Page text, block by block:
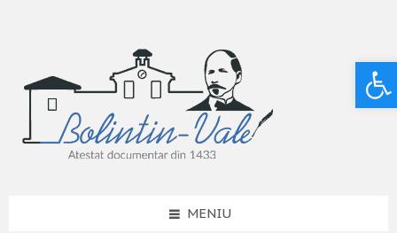
MENIU
Deschide bara de unelte